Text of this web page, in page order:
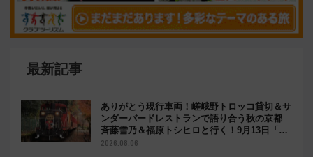
最新記事
ありがとう現行車両！嵯峨野トロッコ貸切＆サ
ンダーバードレストランで語り合う秋の京都
斉藤雪乃＆福原トシヒロと行く！9月13日「京
都の鉄道満喫ツアー」開催
2026.08.06